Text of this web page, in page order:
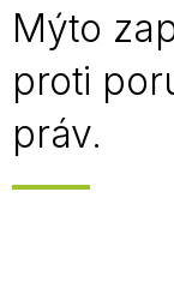
Mýto
proti
práv.